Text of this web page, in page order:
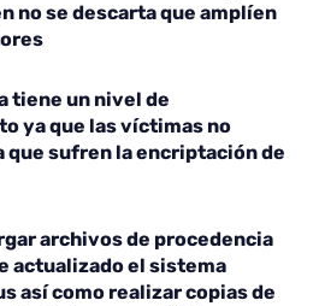
no se descarta que amplíen
tiene un nivel de
ya que las víctimas no
que sufren la encriptación de
archivos de procedencia
actualizado el sistema
así como realizar copias de